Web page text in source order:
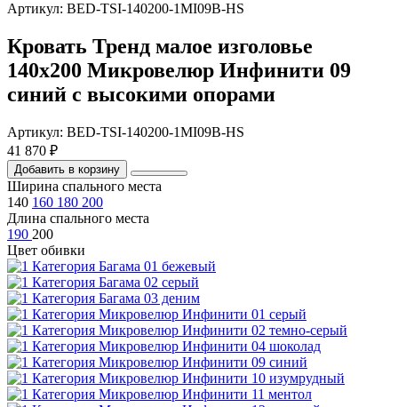
Артикул: BED-TSI-140200-1MI09B-HS
Кровать Тренд малое изголовье
140х200 Микровелюр Инфинити 09
синий с высокими опорами
Артикул: BED-TSI-140200-1MI09B-HS
41 870 ₽
Добавить в корзину
Ширина спального места
140 160 180 200
Длина спального места
190 200
Цвет обивки